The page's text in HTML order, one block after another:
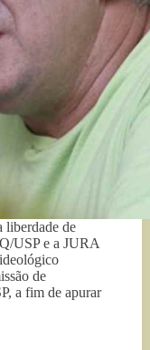
liberdade de
USP e a JURA
de
a fim de apurar